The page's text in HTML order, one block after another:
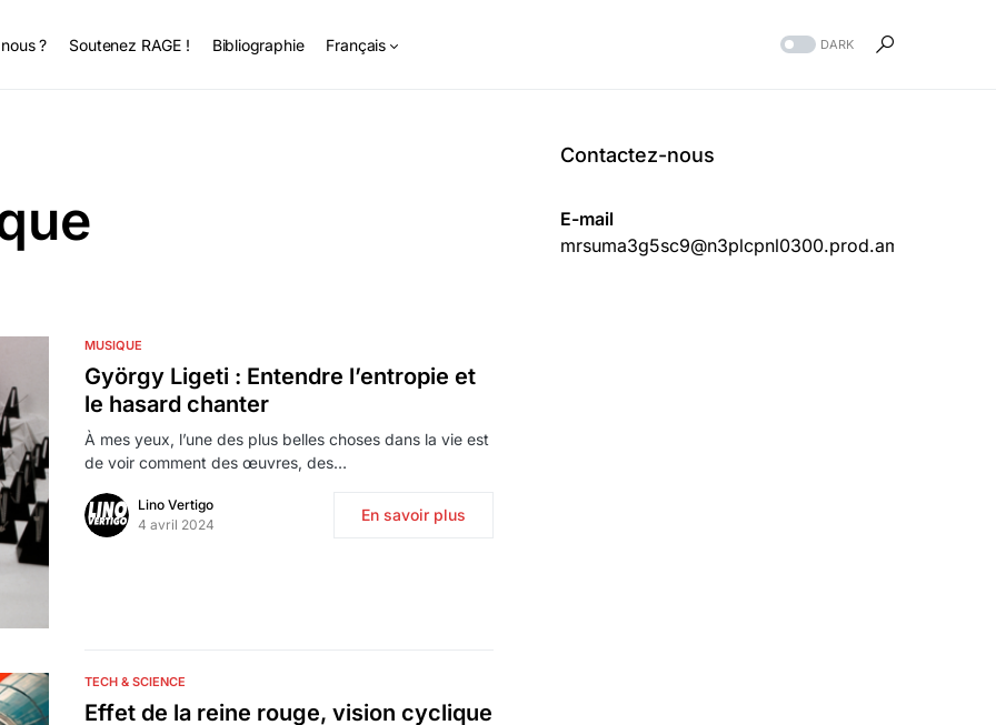
? Soutenez RAGE ! Bibliographie Français DARK
MUSIQUE
György Ligeti : Entendre l’entropie et
le hasard chanter
À mes yeux, l’une des plus belles choses dans la vie est
de voir comment des œuvres, des…
Lino Vertigo
4 avril 2024
En savoir plus
TECH & SCIENCE
Effet de la reine rouge, vision cyclique
Contactez-nous
E-mail